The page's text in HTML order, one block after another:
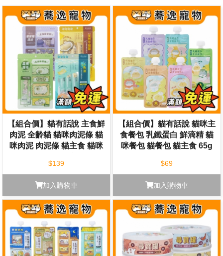
【組合價】貓有話說 主食鮮
肉泥 全齡貓 貓咪肉泥條 貓
咪肉泥 肉泥條 貓主食 貓咪
$139
加入購物車
【組合價】貓有話說 貓咪主
食餐包 乳鐵蛋白 鮮滴精 貓
咪餐包 貓餐包 貓主食 65g
$69
加入購物車